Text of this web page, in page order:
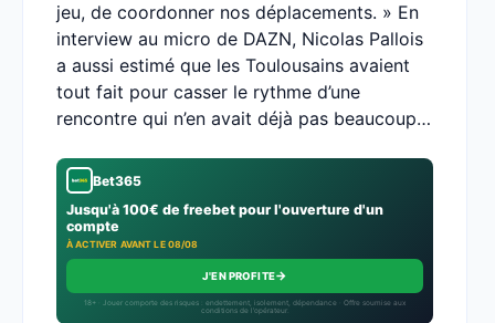
jeu, de coordonner nos déplacements. » En
interview au micro de DAZN, Nicolas Pallois
a aussi estimé que les Toulousains avaient
tout fait pour casser le rythme d’une
rencontre qui n’en avait déjà pas beaucoup…
Bet365
Jusqu'à 100€ de freebet pour l'ouverture d'un
compte
À ACTIVER AVANT LE 08/08
J'EN PROFITE→
18+ · Jouer comporte des risques : endettement, isolement, dépendance · Offre soumise aux
conditions de l’opérateur.